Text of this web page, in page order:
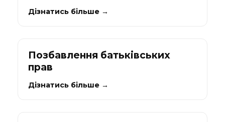
Дізнатись більше →
Позбавлення батьківських
прав
Дізнатись більше →